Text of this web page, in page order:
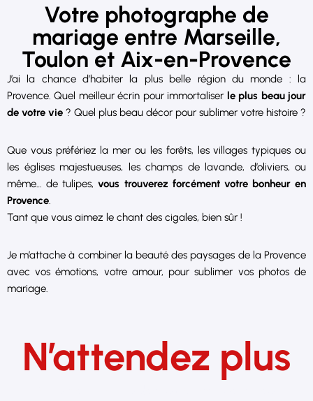
Votre photographe de
mariage entre Marseille,
Toulon et Aix-en-Provence
J’ai la chance d’habiter la plus belle région du monde : la
Provence. Quel meilleur écrin pour immortaliser le plus beau jour
de votre vie ? Quel plus beau décor pour sublimer votre histoire ?
Que vous préfériez la mer ou les forêts, les villages typiques ou
les églises majestueuses, les champs de lavande, d’oliviers, ou
même… de tulipes,vous trouverez forcément votre bonheur en
Provence.
Tant que vous aimez le chant des cigales, bien sûr !
Je m’attache à combiner la beauté des paysages de la Provence
avec vos émotions, votre amour, pour sublimer vos photos de
mariage.
N’attendez plus